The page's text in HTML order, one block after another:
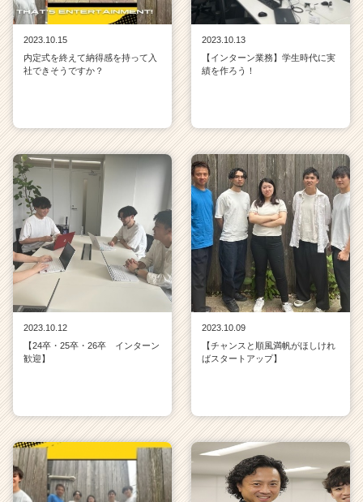
2023.10.15
内定式を終えて納得感を持って入
社できそうですか？
2023.10.13
【インターン業務】学生時代に実
績を作ろう！
2023.10.12
【24卒・25卒・26卒 インターン
歓迎】
2023.10.09
【チャンスと順風満帆がほしけれ
ばスタートアップ】